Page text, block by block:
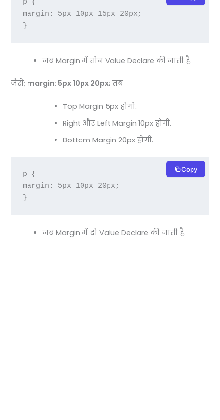
p {
margin: 5px 10px 15px 20px;
}
जब Margin में तीन Value Declare की जाती है.
जैसे; margin: 5px 10px 20px; तब
Top Margin 5px होगी.
Right और Left Margin 10px होगी.
Bottom Margin 20px होगी.
p {
margin: 5px 10px 20px;
}
Copy
जब Margin में दो Value Declare की जाती है.